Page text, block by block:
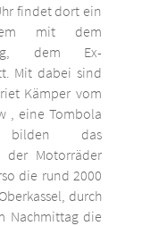
findet dort ein
mit dem
dem Ex-
Mit dabei sind
Kämper vom
, eine Tombola
bilden das
der Motorräder
die rund 2000
durch
Nachmittag die